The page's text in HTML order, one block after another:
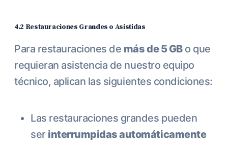
4.2 Restauraciones Grandes o Asistidas
Para restauraciones de más de 5 GBo que
requieran asistencia de nuestro equipo
técnico, aplican las siguientes condiciones:
Las restauraciones grandes pueden
ser interrumpidas automáticamente